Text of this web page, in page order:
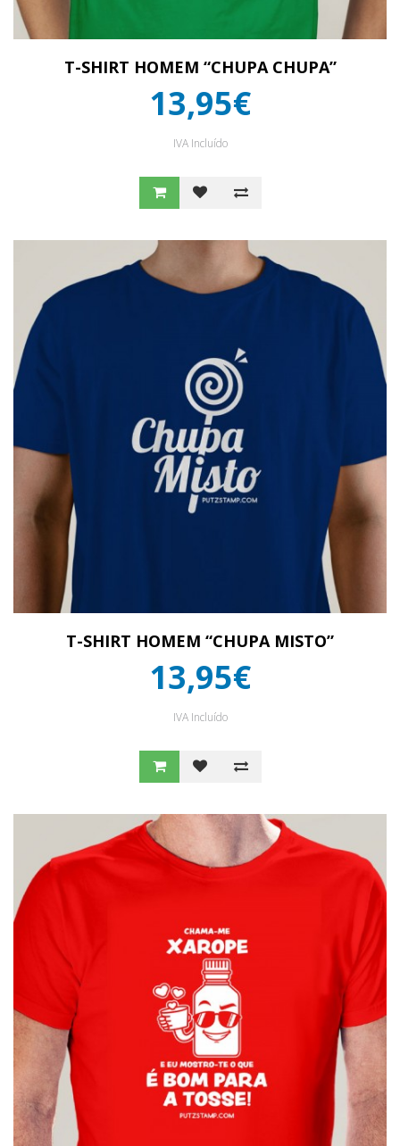
T-SHIRT HOMEM “CHUPA CHUPA”
13,95€
IVA Incluído
T-SHIRT HOMEM “CHUPA MISTO”
13,95€
IVA Incluído